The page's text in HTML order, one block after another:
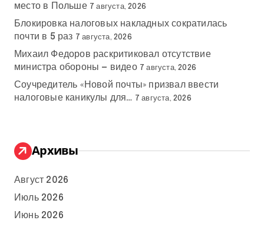
место в Польше 7 августа, 2026
Блокировка налоговых накладных сократилась
почти в 5 раз 7 августа, 2026
Михаил Федоров раскритиковал отсутствие
министра обороны — видео 7 августа, 2026
Соучредитель «Новой почты» призвал ввести
налоговые каникулы для… 7 августа, 2026
Архивы
Август 2026
Июль 2026
Июнь 2026